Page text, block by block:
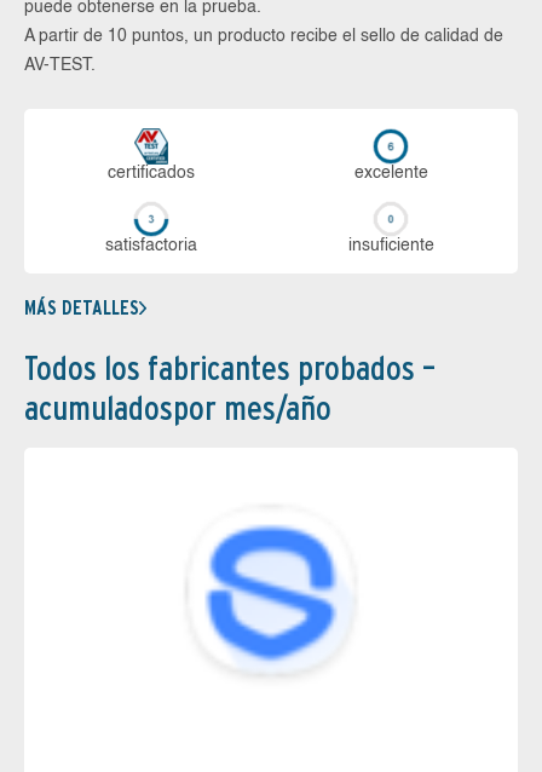
puede obtenerse en la prueba.
A partir de 10 puntos, un producto recibe el sello de calidad de
AV-TEST.
certi­ficados ex­ce­len­te
sa­tis­fac­to­ria in­su­fi­cien­te
MÁS DETALLES
Todos los fabricantes probados –
acumuladospor mes/año